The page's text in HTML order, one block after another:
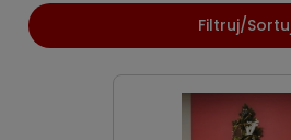
Filtruj/